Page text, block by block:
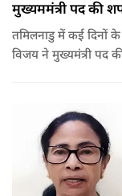
मुख्यममंत्री पद की
तमिलनाडु में कई दिनों
विजय ने मुख्यमंत्री पद